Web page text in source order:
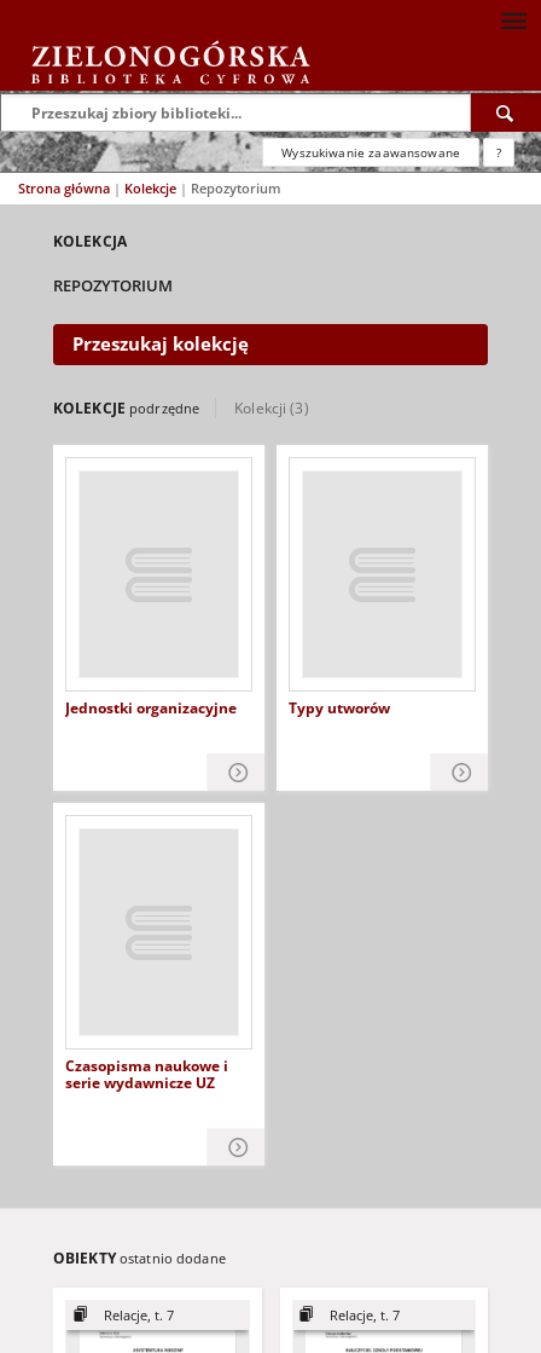
Wyszukiwanie zaawansowane ?
Strona główna | Kolekcje | Repozytorium
KOLEKCJA
REPOZYTORIUM
Przeszukaj kolekcję
KOLEKCJE podrzędne Kolekcji (3)
Jednostki organizacyjne Typy utworów
Czasopisma naukowe i
serie wydawnicze UZ
OBIEKTYostatnio dodane
Relacje, t. 7 Relacje, t. 7